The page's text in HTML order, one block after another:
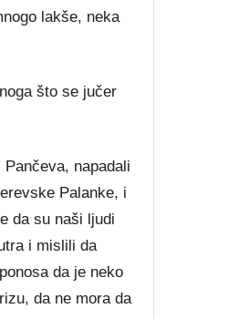
lakše, neka
što se jučer
napadali
Palanke, i
da su naši ljudi
i mislili da
da je neko
da ne mora da